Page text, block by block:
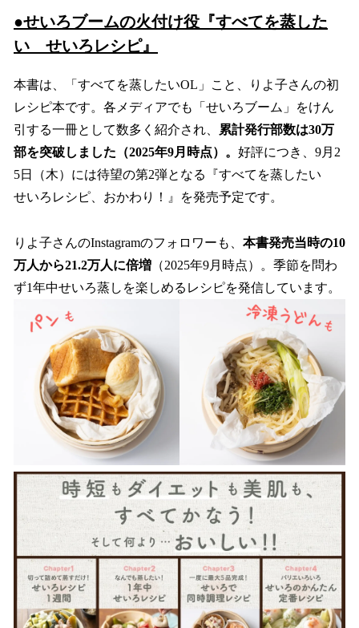
●せいろブームの火付け役『すべてを蒸した
い せいろレシピ』
本書は、「すべてを蒸したいOL」こと、りよ子さんの初
レシピ本です。各メディアでも「せいろブーム」をけん
引する一冊として数多く紹介され、
累計発行部数は30万
部を突破しました（2025年9月時点）。 好評につき、9月2
5日（木）には待望の第2弾となる『すべてを蒸したい
せいろレシピ、おかわり！』を発売予定です。
りよ子さんのInstagramのフォロワーも、 本書発売当時の10
万人から21.2万人に倍増 （2025年9月時点）。季節を問わ
ず1年中せいろ蒸しを楽しめるレシピを発信しています。